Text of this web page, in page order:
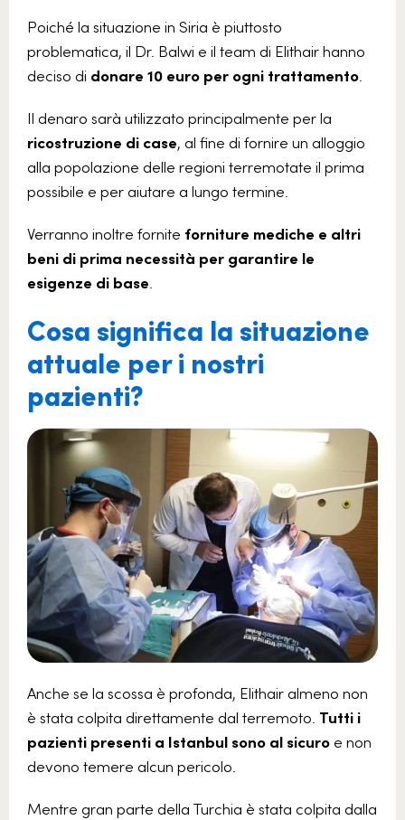
Poiché la situazione in Siria è piuttosto
problematica, il Dr. Balwi e il team di Elithair hanno
deciso di donare 10 euro per ogni trattamento
Il denaro sarà utilizzato principalmente per la
ricostruzione di case, al fine di fornire un alloggio
alla popolazione delle regioni terremotate il prima
possibile e per aiutare a lungo termine.
Verranno inoltre fornite forniture mediche e altri
beni di prima necessità per garantire le
esigenze di base
Cosa significa la situazione
attuale per i nostri
pazienti?
Anche se la scossa è profonda, Elithair almeno non
è stata colpita direttamente dal terremoto. Tutti i
pazienti presenti a Istanbul sono al sicuro e non
devono temere alcun pericolo.
Mentre gran parte della Turchia è stata colpita dalla